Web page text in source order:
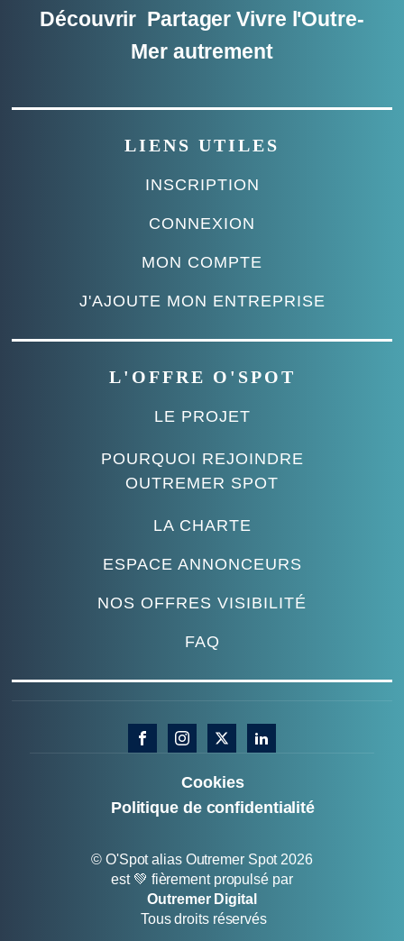
Découvrir Partager Vivre l'Outre-
Mer autrement
LIENS UTILES
INSCRIPTION
CONNEXION
MON COMPTE
J'AJOUTE MON ENTREPRISE
L'OFFRE O'SPOT
LE PROJET
POURQUOI REJOINDRE
OUTREMER SPOT
LA CHARTE
ESPACE ANNONCEURS
NOS OFFRES VISIBILITÉ
FAQ
© O'Spot alias Outremer Spot 2026
est 💚 fièrement propulsé par
Outremer Digital
Tous droits réservés
Cookies
Politique de confidentialité